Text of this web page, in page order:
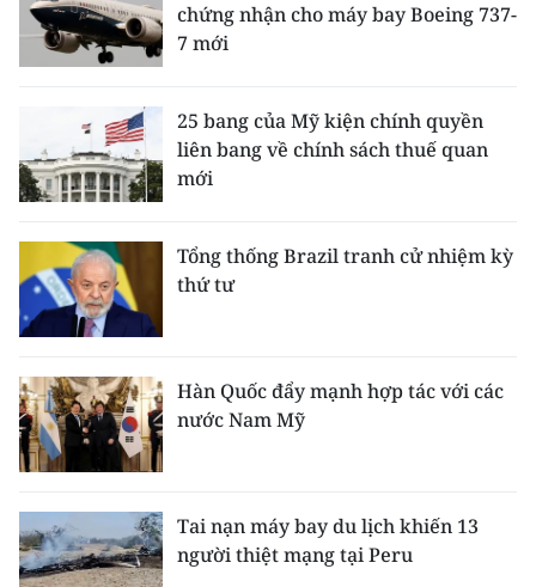
chứng nhận cho máy bay Boeing 737-
7 mới
25 bang của Mỹ kiện chính quyền
liên bang về chính sách thuế quan
mới
Tổng thống Brazil tranh cử nhiệm kỳ
thứ tư
Hàn Quốc đẩy mạnh hợp tác với các
nước Nam Mỹ
Tai nạn máy bay du lịch khiến 13
người thiệt mạng tại Peru